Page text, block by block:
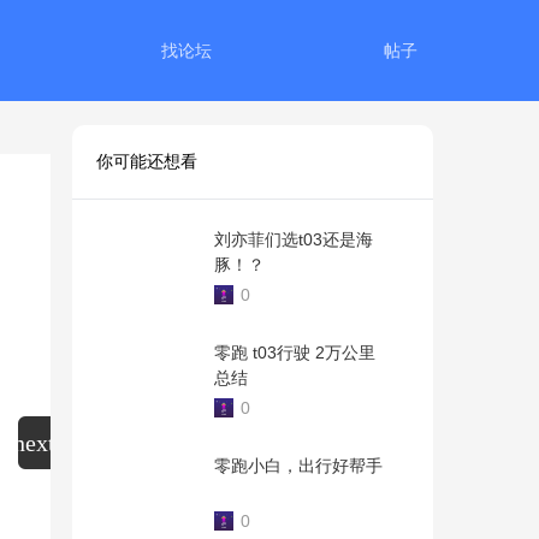
找论坛 帖子
你可能还想看
刘亦菲们选t03还是海
豚！？
0
零跑 t03行驶 2万公里
总结
0
零跑小白，出行好帮手
0